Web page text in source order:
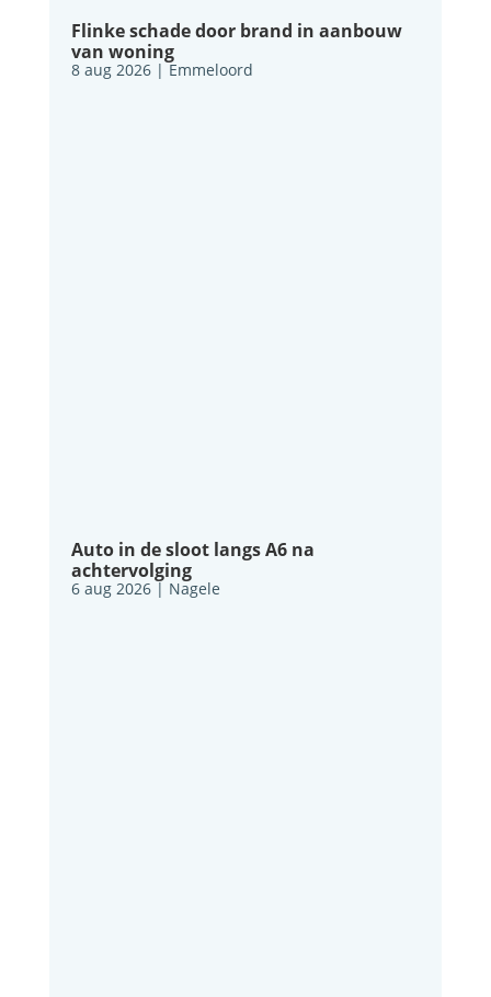
Flinke schade door brand in aanbouw
van woning
8 aug 2026|Emmeloord
Auto in de sloot langs A6 na
achtervolging
6 aug 2026| Nagele